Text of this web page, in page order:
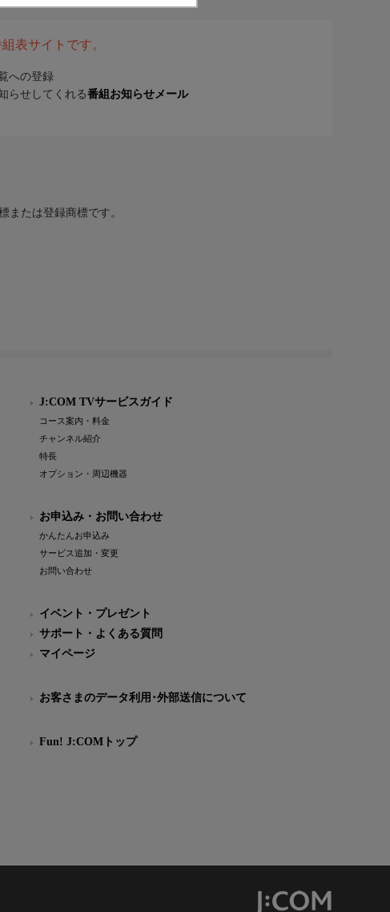
表サイトです。
への登録
らせしてくれる番組お知らせメール
または登録商標です。
J:COM TVサービスガイド
コース案内・料金
チャンネル紹介
特長
オプション・周辺機器
お申込み・お問い合わせ
かんたんお申込み
サービス追加・変更
お問い合わせ
イベント・プレゼント
サポート・よくある質問
マイページ
お客さまのデータ利用･外部送信について
Fun! J:COMトップ